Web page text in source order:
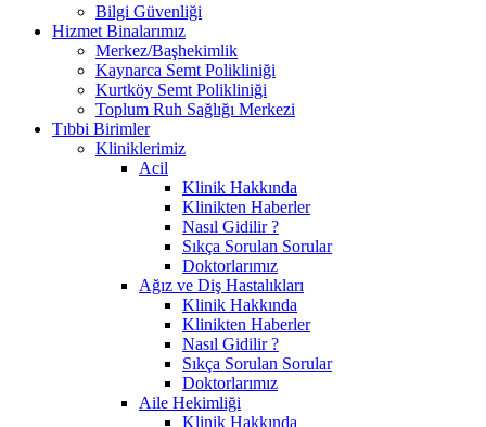
Bilgi Güvenliği
Hizmet Binalarımız
Merkez/Başhekimlik
Kaynarca Semt Polikliniği
Kurtköy Semt Polikliniği
Toplum Ruh Sağlığı Merkezi
Tıbbi Birimler
Kliniklerimiz
Acil
Klinik Hakkında
Klinikten Haberler
Nasıl Gidilir ?
Sıkça Sorulan Sorular
Doktorlarımız
Ağız ve Diş Hastalıkları
Klinik Hakkında
Klinikten Haberler
Nasıl Gidilir ?
Sıkça Sorulan Sorular
Doktorlarımız
Aile Hekimliği
Klinik Hakkında